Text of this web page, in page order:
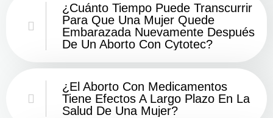
¿Cuánto Tiempo Puede Transcurrir
Para Que Una Mujer Quede
Embarazada Nuevamente Después
De Un Aborto Con Cytotec?
¿El Aborto Con Medicamentos
Tiene Efectos A Largo Plazo En La
Salud De Una Mujer?